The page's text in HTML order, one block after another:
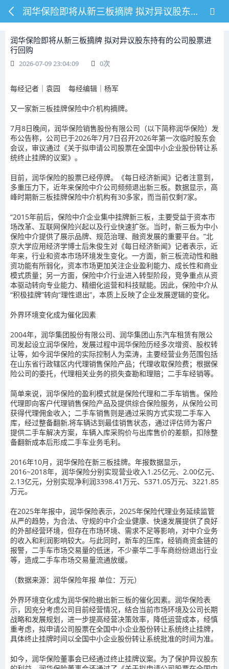
润华保险即将从新三板摘牌 拟对异议股东持有的公司股票进行回购
润华保险即将从新三板摘牌 拟对异议股东持有的公司股票进
行回购
2026-07-09 23:04:09 0次
每经记者｜袁园 每经编辑｜杨军
又一家新三板挂牌保险中介机构摘牌。
7月8日晚间，润华保险销售股份有限公司（以下简称润华保险）发
布公告称，公司已于2026年7月7日召开2026年第一次临时股东会
会议，审议通过《关于拟申请公司股票在全国中小企业股份转让系
统终止挂牌的议案》。
目前，润华保险的股票已经停牌。《每日经济新闻》记者注意到，
多重压力下，近年来保险中介公司频频退出新三板。数据显示，高
峰时期新三板挂牌保险中介机构有30多家，而当前仅剩7家。
“2015年前后，保险中介企业集中挂牌新三板，主要受益于资本市
场改革、互联网保险兴起以及行业快速扩张。当时，新三板为中小
保险中介提供了展示品牌、规范治理、融资发展的重要平台。”北
京大学应用经济学博士后朱俊生对《每日经济新闻》记者表示，近
年来，行业和资本市场环境发生变化。一方面，新三板流动性和融
资功能有所弱化，资本市场更加关注企业盈利能力、成长性和商业
模式质量；另一方面，保险中介行业进入转型阶段，竞争重点从资
本驱动转向专业能力、精细化运营和科技赋能。因此，保险中介从
“积极挂牌”转向“理性退出”，本质上反映了企业发展逻辑的变化。
外界环境变化成为催化因素
2004年，润华集团股份有限公司、润华集团山东汽车租赁有限公
司发起设立润华保险，发展过程中润华保险历经多次增资、股权转
让等，如今润华保险的实际控制人为栾涛，主要经营业务范围包括
在山东省行政辖区内代理销售保险产品；代理收取保险费；根据保
险公司的委托，代理相关业务的损失查勘和理赔；二手车经销等。
简单来说，润华保险的盈利模式就是保险代理和二手车销售。保险
代理即向客户代理销售保险产品及提供综合保险服务，从保险公司
获得代理佣金收入；二手车销售则是通过采购方式实现二手车入
库，经过整备翻新,将车辆达到最佳销售状态，通过评估师为客户
提供二手车解决方案，车辆入库采购价与出库售价的差额，扣除整
备翻新成本后形成二手车业务毛利。
2016年10月，润华保险在新三板挂牌。年报数据显示，
2016~2018年，润华保险分别实现营业收入1.25亿元、2.00亿元、
2.13亿元，分别实现净利润3398.41万元、5371.05万元、3221.85
万元。
在2025年年报中，润华保险表示，2025年保险代理业务延续监管
从严的趋势，为合法、守规的中介企业健康、快速发展提供了良好
的外部经营环境，但存在市场环境、需求不足等影响，对中介业务
的收入和利润影响较大。与此同时，新车的压库，经销商资金链的
报警，二手车市场交易量的低迷，不少豪华二手车商纷纷退出行业
等，造成二手车市场交易量流通放缓。
（数据来源：润华保险年报 单位：万元）
外界环境变化成为润华保险撤出新三板的催化因素。润华保险表
示，因充分考虑公司目前经营情况，结合当前市场环境及公司长期
战略和发展规划，进一步提高经营决策效率，降低运营成本，经慎
重考虑，拟申请公司股票在全国中小企业股份转让系统终止挂牌，
具体终止挂牌时间以全国中小企业股份转让系统批准的时间为准。
如今，润华保险董事会已经通过终止挂牌议案。为了保护异议股东